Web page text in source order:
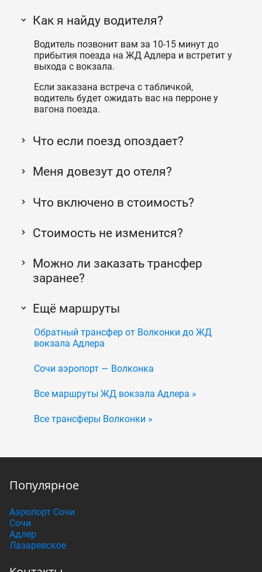
Как я найду водителя?
Водитель позвонит вам за 10-15 минут до
прибытия поезда на ЖД Адлера и встретит у
выхода с вокзала.
Если заказана встреча с табличкой,
водитель будет ожидать вас на перроне у
вагона поезда.
Что если поезд опоздает?
Меня довезут до отеля?
Что включено в стоимость?
Стоимость не изменится?
Можно ли заказать трансфер
заранее?
Ещё маршруты
Обратный трансфер от Волконки до ЖД
вокзала Адлера
Сочи аэропорт — Волконка
Все маршруты ЖД вокзала Адлера »
Все трансферы Волконки »
Популярное
Аэропорт Сочи
Сочи
Адлер
Лазаревское